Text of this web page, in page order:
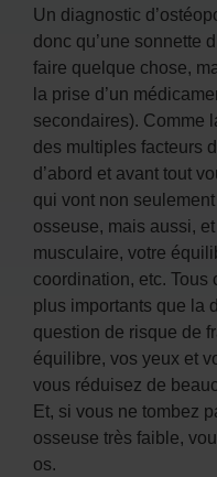
Un diagnostic
donc qu’une sonnette
faire quelque chose,
la prise d’un
secondaires). Comme
des multiples facteurs
d’abord et avant tout
qui vont non
osseuse, mais aussi,
musculaire, votre
coordination, etc.
plus importants que la
question de risque de
équilibre, vos yeux et
vous réduisez de
Et, si vous ne tombez
osseuse très faible,
os.